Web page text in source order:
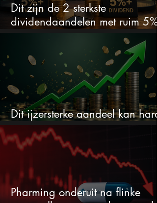
Dit zijn de 2 sterkste
dividendaandelen met ruim 5%
Dit ijzersterke aandeel kan hard
stijgen maar bijna niemand kijkt
Pharming onderuit na flinke